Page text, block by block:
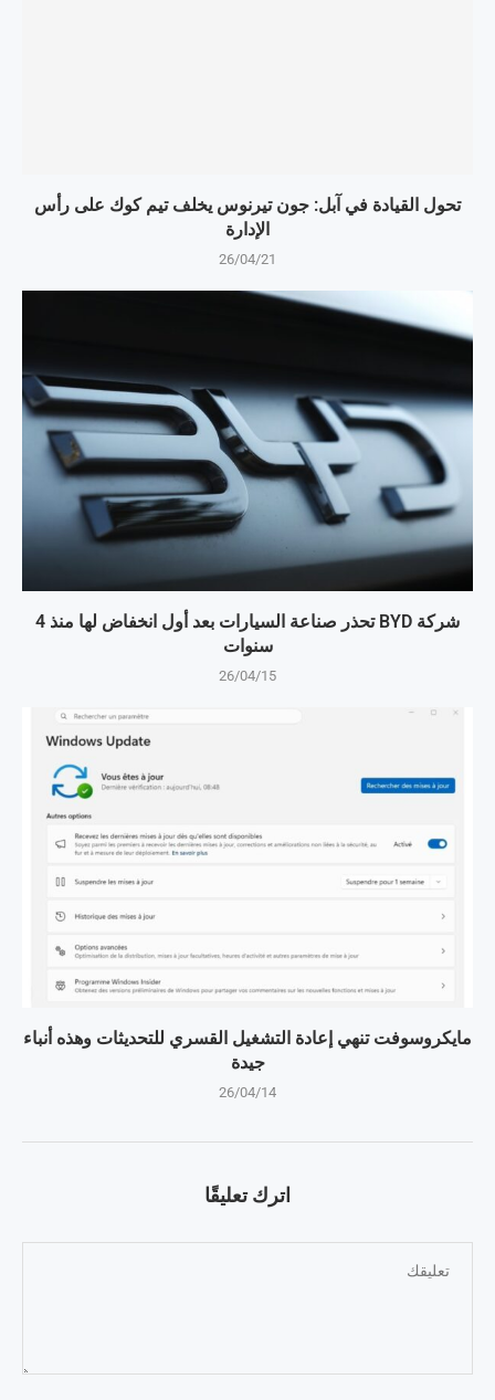
تحول القيادة في آبل: جون تيرنوس يخلف تيم كوك على رأس
الإدارة
26/04/21
شركة BYD تحذر صناعة السيارات بعد أول انخفاض لها منذ 4
سنوات
26/04/15
مايكروسوفت تنهي إعادة التشغيل القسري للتحديثات وهذه أنباء
جيدة
26/04/14
اترك تعليقًا